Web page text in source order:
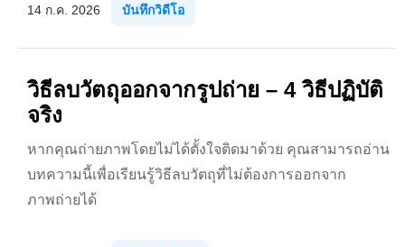
14 ก.ค. 2026 บันทึกวิดีโอ
วิธีลบวัตถุออกจากรูปถ่าย – 4 วิธีปฏิบัติ
จริง
หากคุณถ่ายภาพโดยไม่ได้ตั้งใจติดมาด้วย คุณสามารถอ่าน
บทความนี้เพื่อเรียนรู้วิธีลบวัตถุที่ไม่ต้องการออกจาก
ภาพถ่ายได้